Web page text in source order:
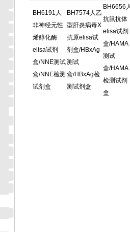
BH6191人
非神经元性
烯醇化酶
elisa试剂
盒/NNE测试
盒/NNE检测
试剂盒
BH7574人乙
型肝炎病毒X
抗原elisa试
剂盒/HBxAg
测试
盒/HBxAg检
测试剂盒
BH6656
抗鼠抗体
elisa试剂
盒/HAMA
测试
盒/HAMA
检测试剂
盒